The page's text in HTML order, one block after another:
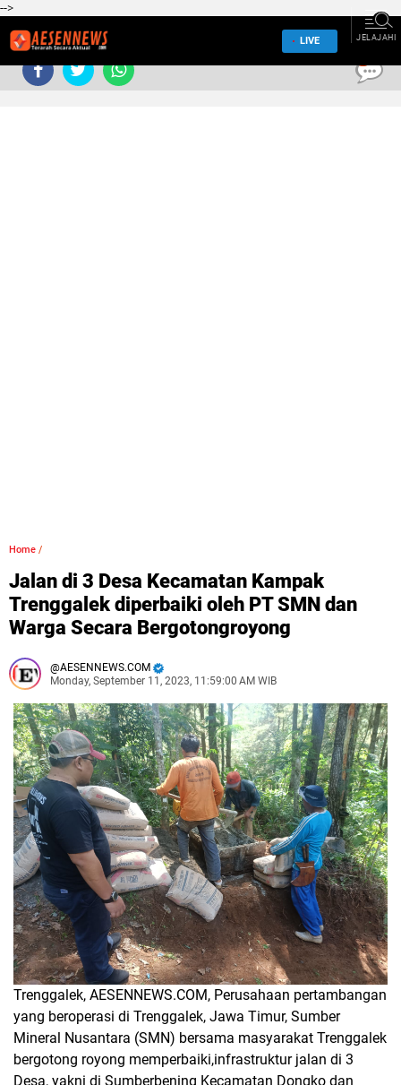
-->
LIVE JELAJAHI
Home /
Jalan di 3 Desa Kecamatan Kampak
Trenggalek diperbaiki oleh PT SMN dan
Warga Secara Bergotongroyong
AESENNEWS.COM
Monday, September 11, 2023, 11:59:00 AM WIB
Trenggalek, AESENNEWS.COM, Perusahaan pertambangan
yang beroperasi di Trenggalek, Jawa Timur, Sumber
Mineral Nusantara (SMN) bersama masyarakat Trenggalek
bergotong royong memperbaiki,infrastruktur jalan di 3
Desa, yakni di Sumberbening Kecamatan Dongko dan